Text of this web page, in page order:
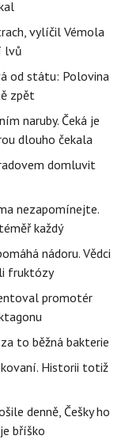
vylíčil Vémola
lvů
od státu: Polovina
zpět
naruby. Čeká je
dlouho čekala
domluvit
nezapomínejte.
každý
nádoru. Vědci
fruktózy
promotér
to běžná bakterie
Historii totiž
denně, Češky ho
bříško